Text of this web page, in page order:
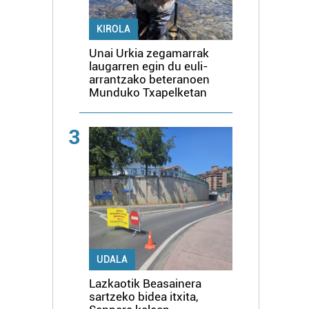
KIROLA
Unai Urkia zegamarrak
laugarren egin du euli-
arrantzako beteranoen
Munduko Txapelketan
3
UDALA
Lazkaotik Beasainera
sartzeko bidea itxita,